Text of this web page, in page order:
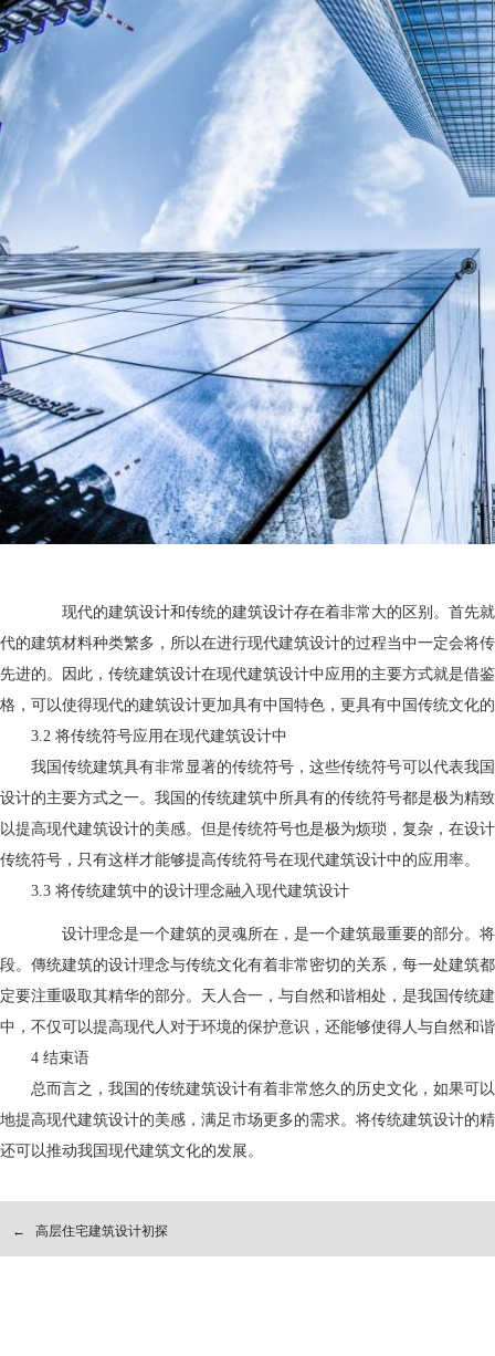
现代的建筑设计和传统的建筑设计存在着非常大的区别。首先
代的建筑材料种类繁多，所以在进行现代建筑设计的过程当中一定会将
先进的。因此，传统建筑设计在现代建筑设计中应用的主要方式就是借
格，可以使得现代的建筑设计更加具有中国特色，更具有中国传统文化
3.2 将传统符号应用在现代建筑设计中
我国传统建筑具有非常显著的传统符号，这些传统符号可以代表我
设计的主要方式之一。我国的传统建筑中所具有的传统符号都是极为精
以提高现代建筑设计的美感。但是传统符号也是极为烦琐，复杂，在设
传统符号，只有这样才能够提高传统符号在现代建筑设计中的应用率。
3.3 将传统建筑中的设计理念融入现代建筑设计
设计理念是一个建筑的灵魂所在，是一个建筑最重要的部分。
段。傳统建筑的设计理念与传统文化有着非常密切的关系，每一处建筑
定要注重吸取其精华的部分。天人合一，与自然和谐相处，是我国传统
中，不仅可以提高现代人对于环境的保护意识，还能够使得人与自然和
4 结束语
总而言之，我国的传统建筑设计有着非常悠久的历史文化，如果可
地提高现代建筑设计的美感，满足市场更多的需求。将传统建筑设计的
还可以推动我国现代建筑文化的发展。
← 高层住宅建筑设计初探